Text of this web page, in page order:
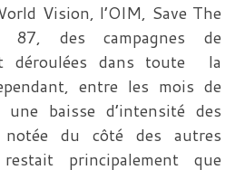
Vision, l’OIM, Save The
des campagnes de
déroulées dans toute la
entre les mois de
baisse d’intensité des
notée du côté des autres
principalement que